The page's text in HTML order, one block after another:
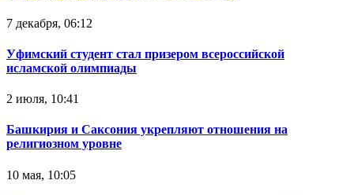
7 декабря, 06:12
Уфимский студент стал призером всероссийской
исламской олимпиады
2 июля, 10:41
Башкирия и Саксония укрепляют отношения на
религиозном уровне
10 мая, 10:05